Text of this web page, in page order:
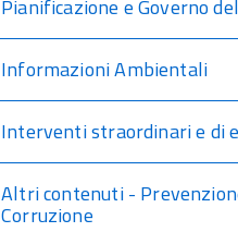
Pianificazione e Governo
Informazioni Ambientali
Interventi straordinari e di
Altri contenuti -
Corruzione